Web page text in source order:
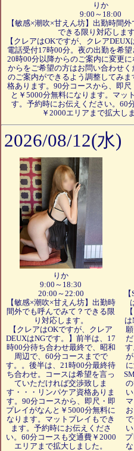
りか
9:00～18:00
【敏感×潮吹×甘えん坊】出勤時間
できる限り対応します
【クレアはOKですが、クレア
電話受付17時00分。夜の出勤を希望
20時00分以降からのご案内に変更
からをご希望の方はお問い合わせ
のご案内ができるよう調整してみま
格あります。90分コースから、即尺
と￥5000分無料になります。マッ
す。予約時にお伝えください。60
￥2000エリアまで拡大し
2026/08/12(水)
りか
9:00～18:30
20:00～22:00
【敏感×潮吹×甘えん坊】出勤時
間外でも呼んでみて？できる限
り対応します。
【クレアはOKですが、クレア
DEUXはNGです。】前半は、17
時00分待ち合わせ最終で、昭和
周辺で、60分コースまでで
す。。後半は、21時00分最終待
ち合わせ。コースは希望を言っ
ていただければ交渉致しま
す・・・リンパケア資格ありま
す。90分コースから、即尺・即
プレイがなんと￥5000分無料に
なります。マットプレイもでき
ます。予約時にお伝えくださ
い。60分コースも交通費￥2000
エリアまで拡大しました。
は
す